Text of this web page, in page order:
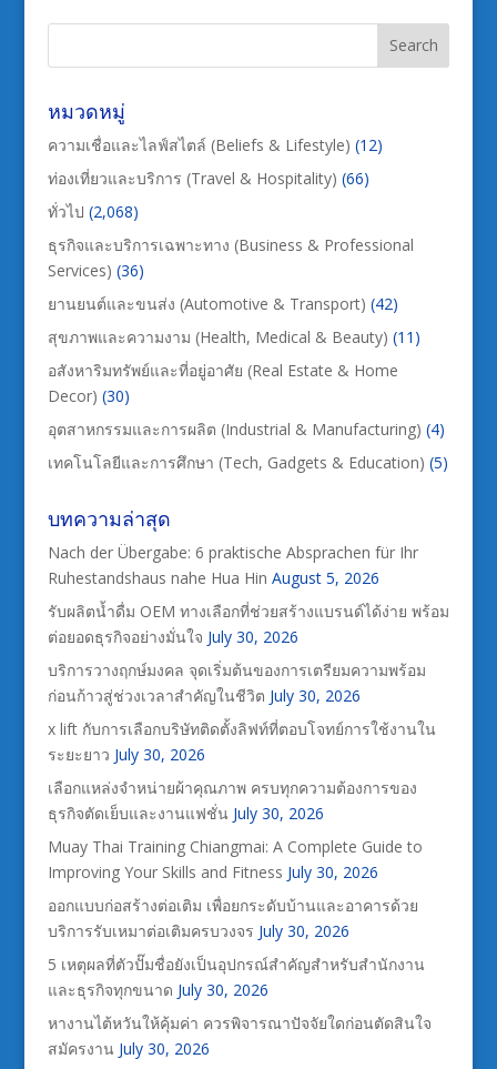
หมวดหมู่
ความเชื่อและไลฟ์สไตล์ (Beliefs & Lifestyle) (12)
ท่องเที่ยวและบริการ (Travel & Hospitality) (66)
ทั่วไป (2,068)
ธุรกิจและบริการเฉพาะทาง (Business & Professional
Services) (36)
ยานยนต์และขนส่ง (Automotive & Transport) (42)
สุขภาพและความงาม (Health, Medical & Beauty) (11)
อสังหาริมทรัพย์และที่อยู่อาศัย (Real Estate & Home
Decor) (30)
อุตสาหกรรมและการผลิต (Industrial & Manufacturing) (4)
เทคโนโลยีและการศึกษา (Tech, Gadgets & Education) (5)
บทความล่าสุด
Nach der Übergabe: 6 praktische Absprachen für Ihr
Ruhestandshaus nahe Hua Hin August 5, 2026
รับผลิตน้ำดื่ม OEM ทางเลือกที่ช่วยสร้างแบรนด์ได้ง่าย พร้อม
ต่อยอดธุรกิจอย่างมั่นใจ July 30, 2026
บริการวางฤกษ์มงคล จุดเริ่มต้นของการเตรียมความพร้อม
ก่อนก้าวสู่ช่วงเวลาสำคัญในชีวิต July 30, 2026
x lift กับการเลือกบริษัทติดตั้งลิฟท์ที่ตอบโจทย์การใช้งานใน
ระยะยาว July 30, 2026
เลือกแหล่งจำหน่ายผ้าคุณภาพ ครบทุกความต้องการของ
ธุรกิจตัดเย็บและงานแฟชั่น July 30, 2026
Muay Thai Training Chiangmai: A Complete Guide to
Improving Your Skills and Fitness July 30, 2026
ออกแบบก่อสร้างต่อเติม เพื่อยกระดับบ้านและอาคารด้วย
บริการรับเหมาต่อเติมครบวงจร July 30, 2026
5 เหตุผลที่ตัวปั๊มชื่อยังเป็นอุปกรณ์สำคัญสำหรับสำนักงาน
และธุรกิจทุกขนาด July 30, 2026
หางานไต้หวันให้คุ้มค่า ควรพิจารณาปัจจัยใดก่อนตัดสินใจ
สมัครงาน July 30, 2026